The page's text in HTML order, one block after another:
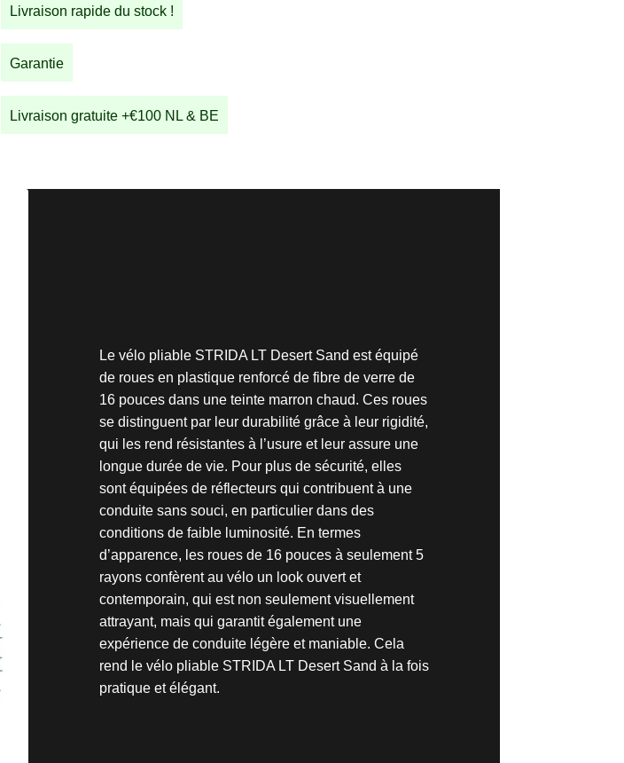
Desert
Livraison rapide du stock !
Garantie
Livraison gratuite +€100 NL & BE
Le vélo pliable STRIDA LT Desert Sand est équipé
de roues en plastique renforcé de fibre de verre de
16 pouces dans une teinte marron chaud. Ces roues
se distinguent par leur durabilité grâce à leur rigidité,
qui les rend résistantes à l’usure et leur assure une
longue durée de vie. Pour plus de sécurité, elles
sont équipées de réflecteurs qui contribuent à une
conduite sans souci, en particulier dans des
conditions de faible luminosité. En termes
d’apparence, les roues de 16 pouces à seulement 5
rayons confèrent au vélo un look ouvert et
contemporain, qui est non seulement visuellement
attrayant, mais qui garantit également une
expérience de conduite légère et maniable. Cela
rend le vélo pliable STRIDA LT Desert Sand à la fois
pratique et élégant.